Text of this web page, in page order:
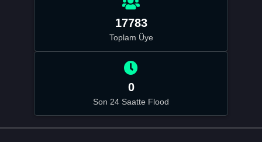
17783
Toplam Üye
0
Son 24 Saatte Flood